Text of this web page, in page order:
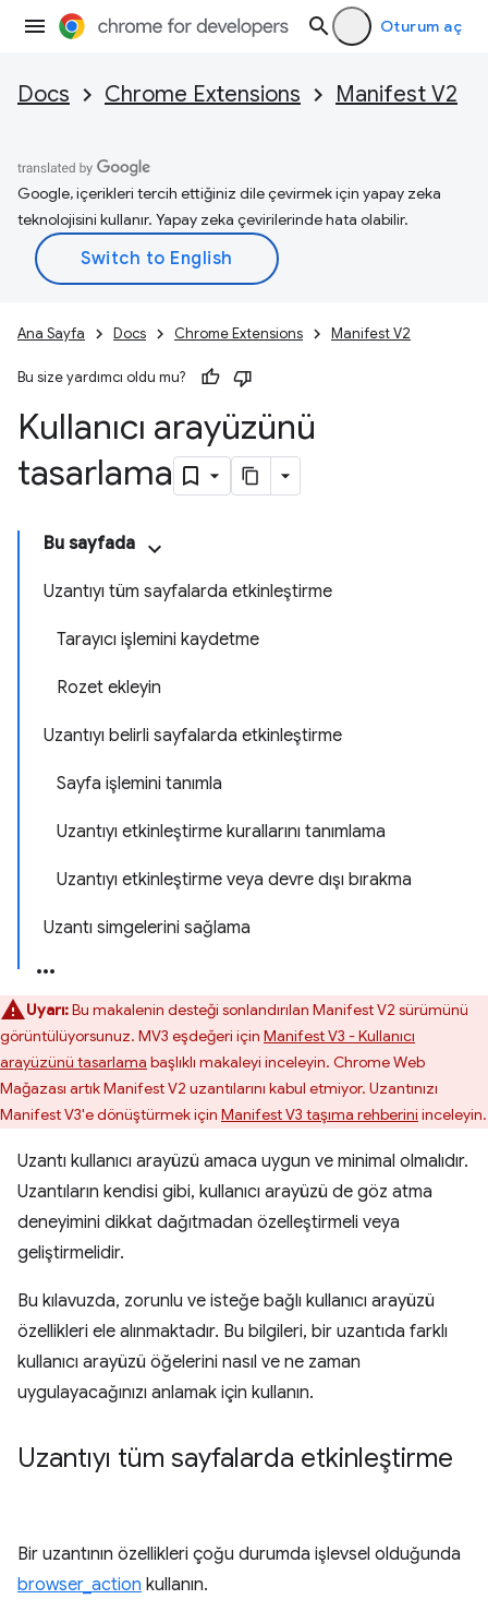
Oturum aç
Docs Chrome Extensions Manifest V2
Google, içerikleri tercih ettiğiniz dile çevirmek için yapay zeka
teknolojisini kullanır. Yapay zeka çevirilerinde hata olabilir.
Ana Sayfa Docs Chrome Extensions Manifest V2
Bu size yardımcı oldu mu?
Kullanıcı arayüzünü
tasarlama
Bu sayfada
Uzantıyı tüm sayfalarda etkinleştirme
Tarayıcı işlemini kaydetme
Rozet ekleyin
Uzantıyı belirli sayfalarda etkinleştirme
Sayfa işlemini tanımla
Uzantıyı etkinleştirme kurallarını tanımlama
Uzantıyı etkinleştirme veya devre dışı bırakma
Uzantı simgelerini sağlama
Uyarı:Bu makalenin desteği sonlandırılan Manifest V2 sürümünü
görüntülüyorsunuz. MV3 eşdeğeri için Manifest V3 - Kullanıcı
arayüzünü tasarlama başlıklı makaleyi inceleyin. Chrome Web
Mağazası artık Manifest V2 uzantılarını kabul etmiyor. Uzantınızı
Manifest V3'e dönüştürmek için Manifest V3 taşıma rehberini inceleyin.
Uzantı kullanıcı arayüzü amaca uygun ve minimal olmalıdır.
Uzantıların kendisi gibi, kullanıcı arayüzü de göz atma
deneyimini dikkat dağıtmadan özelleştirmeli veya
geliştirmelidir.
Bu kılavuzda, zorunlu ve isteğe bağlı kullanıcı arayüzü
özellikleri ele alınmaktadır. Bu bilgileri, bir uzantıda farklı
kullanıcı arayüzü öğelerini nasıl ve ne zaman
uygulayacağınızı anlamak için kullanın.
Uzantıyı tüm sayfalarda etkinleştirme
Bir uzantının özellikleri çoğu durumda işlevsel olduğunda
browser_action kullanın.